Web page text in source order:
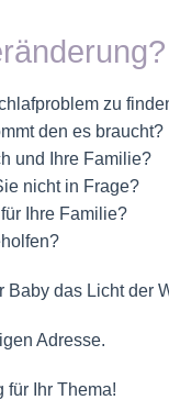
zu
den es braucht?
und Ihre Familie?
nicht in Frage?
Ihre Familie?
Baby das Licht der
Adresse.
für Ihr Thema!